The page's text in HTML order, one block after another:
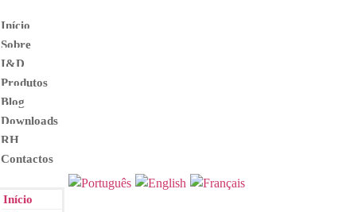
Início
Sobre
I&D
Produtos
Blog
Downloads
RH
Contactos
Início